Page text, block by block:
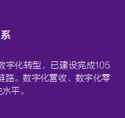
化转型，已建设完成105
路。数字化营收、数字化零
平。